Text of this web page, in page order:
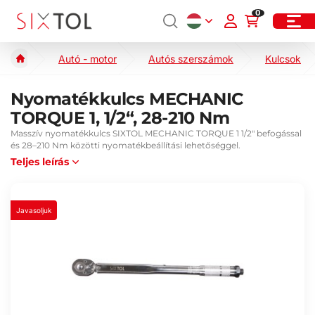
0
Autó - motor Autós szerszámok Kulcsok
Nyomatékkulcs MECHANIC
TORQUE 1, 1/2“, 28-210 Nm
Masszív nyomatékkulcs SIXTOL MECHANIC TORQUE 1 1/2" befogással
és 28–210 Nm közötti nyomatékbeállítási lehetőséggel.
Teljes leírás
Javasoljuk